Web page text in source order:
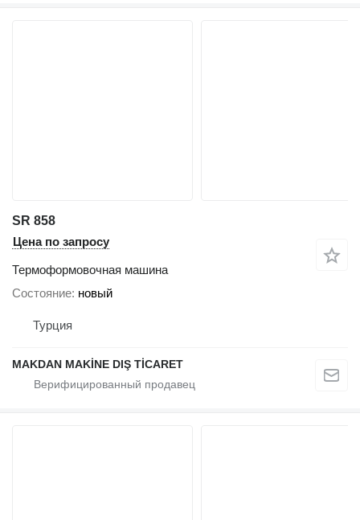
SR 858
Цена по запросу
Термоформовочная машина
Состояние новый
Турция
MAKDAN MAKİNE DIŞ TİCARET